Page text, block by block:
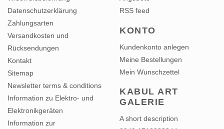
Zahlungsarten
Versandkosten und
Rücksendungen
Kontakt
Sitemap
Newsletter terms & conditions
Information zu Elektro- und
Elektronikgeräten
Information zur
Batterieentsorgung
Kundenkonto anlegen
Meine Bestellungen
Mein Wunschzettel
GALERIE
A short description
0049 1713283344